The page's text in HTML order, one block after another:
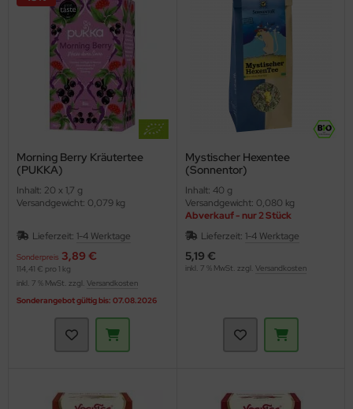
Morning Berry Kräutertee
(PUKKA)
Inhalt: 20 x 1,7 g
Versandgewicht: 0,079 kg
Lieferzeit: 1-4 Werktage
Sonderpreis 3,89 €
114,41 € pro 1 kg
inkl. 7 % MwSt. zzgl. Versandkosten
Sonderangebot gültig bis: 07.08.2026
Mystischer Hexentee
(Sonnentor)
Inhalt: 40 g
Versandgewicht: 0,080 kg
Abverkauf - nur 2 Stück
Lieferzeit: 1-4 Werktage
5,19 €
inkl. 7 % MwSt. zzgl. Versandkosten